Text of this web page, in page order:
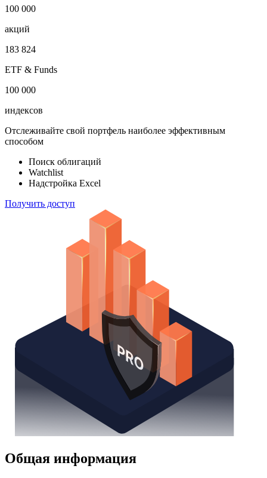
100 000
акций
183 824
ETF & Funds
100 000
индексов
Отслеживайте свой портфель наиболее эффективным
способом
Поиск облигаций
Watchlist
Надстройка Excel
Получить доступ
Общая информация